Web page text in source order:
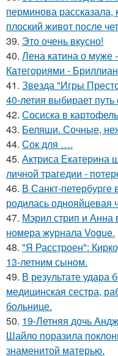
перминова рассказала,
плоский живот после
39. Это очень вкусно!
40. Лена катина о
Категориями -
41. Звезда "Игры
40-летия выбирает
42. Сосиска в
43. Беляши. Сочные,
44. Сок для ….
45. Актриса Екатерина
личной трагедии -
46. В Санкт-
родилась однояйцевая
47. Мэрил стрип и Анна
номера журнала Vogue.
48. "Я Расстроен":
13-летним сыном.
49. В результате удара
медицинская сестра,
больнице.
50. 19-Летняя дочь
Шайло поразила
знаменитой матерью.